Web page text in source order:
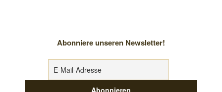
Abonniere unseren Newsletter!